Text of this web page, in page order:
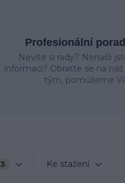
Profesionální
Nevíte si rady? Nenašli
informaci? Obraťte se na
tým, pomůžeme
3 Ke stažení